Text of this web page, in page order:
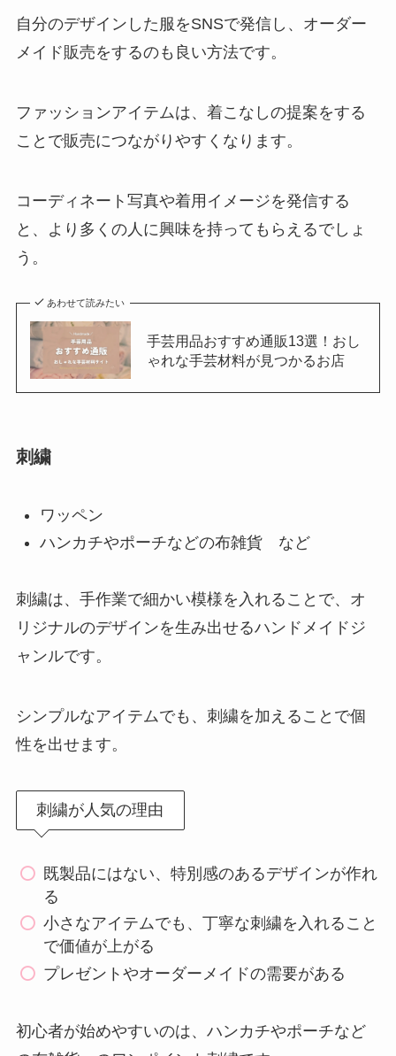
自分のデザインした服をSNSで発信し、オーダー
メイド販売をするのも良い方法です。
ファッションアイテムは、着こなしの提案をする
ことで販売につながりやすくなります。
コーディネート写真や着用イメージを発信する
と、より多くの人に興味を持ってもらえるでしょ
う。
あわせて読みたい
手芸用品おすすめ通販13選！おし
ゃれな手芸材料が見つかるお店
刺繍
ワッペン
ハンカチやポーチなどの布雑貨 など
刺繍は、手作業で細かい模様を入れることで、オ
リジナルのデザインを生み出せるハンドメイドジ
ャンルです。
シンプルなアイテムでも、刺繍を加えることで個
性を出せます。
刺繍が人気の理由
既製品にはない、特別感のあるデザインが作れ
る
小さなアイテムでも、丁寧な刺繍を入れること
で価値が上がる
プレゼントやオーダーメイドの需要がある
初心者が始めやすいのは、ハンカチやポーチなど